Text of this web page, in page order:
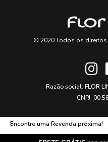
© 2020 Todos os direitos
Razão social: FLOR
CNPJ:
Encontre uma Revenda próxima!